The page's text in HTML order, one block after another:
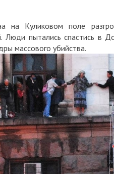
поле
пытались спастись в
убийства.